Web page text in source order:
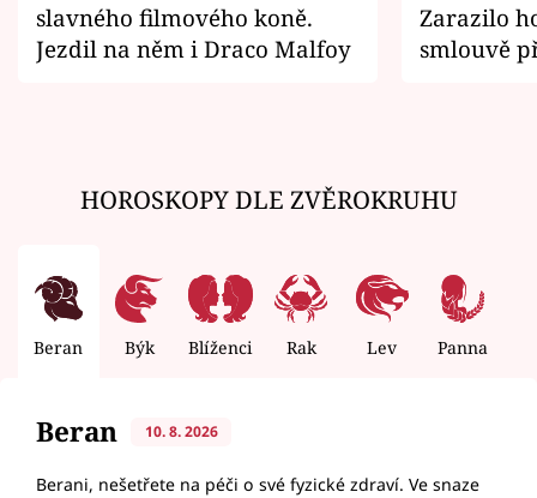
slavného filmového koně.
Jezdil na něm i Draco Malfoy
Zarazilo
smlouvě
HOROSKOPY DLE ZVĚROKRUHU
Beran Býk Blíženci Rak Lev Panna
Beran 10. 8. 2026
Berani, nešetřete na péči o své fyzické zdraví. Ve snaze